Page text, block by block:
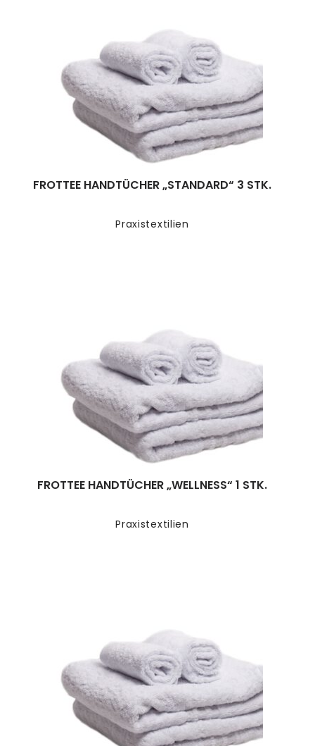
Praxistextilien
FROTTEE HANDTÜCHER „STANDARD“ 3 STK.
Praxistextilien
FROTTEE HANDTÜCHER „WELLNESS“ 1 STK.